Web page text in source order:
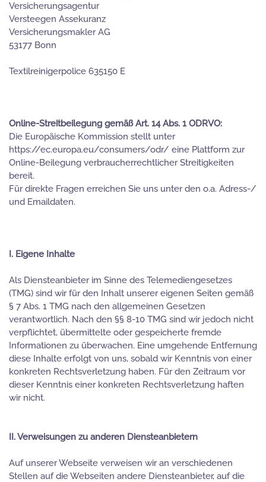
Versicherungsagentur
Versteegen Assekuranz
Versicherungsmakler AG
53177 Bonn
Textilreinigerpolice 635150 E
Online-Streitbeilegung gemäß Art. 14 Abs. 1 ODRVO:
Die Europäische Kommission stellt unter
https://ec.europa.eu/consumers/odr/ eine Plattform zur
Online-Beilegung verbraucherrechtlicher Streitigkeiten
bereit.
Für direkte Fragen erreichen Sie uns unter den o.a. Adress-/
und Emaildaten.
I. Eigene Inhalte
Als Diensteanbieter im Sinne des Telemediengesetzes
(TMG) sind wir für den Inhalt unserer eigenen Seiten gemäß
§ 7 Abs. 1 TMG nach den allgemeinen Gesetzen
verantwortlich. Nach den §§ 8-10 TMG sind wir jedoch nicht
verpflichtet, übermittelte oder gespeicherte fremde
Informationen zu überwachen. Eine umgehende Entfernung
diese Inhalte erfolgt von uns, sobald wir Kenntnis von einer
konkreten Rechtsverletzung haben. Für den Zeitraum vor
dieser Kenntnis einer konkreten Rechtsverletzung haften
wir nicht.
II. Verweisungen zu anderen Diensteanbietern
Auf unserer Webseite verweisen wir an verschiedenen
Stellen auf die Webseiten andere Diensteanbieter, auf die